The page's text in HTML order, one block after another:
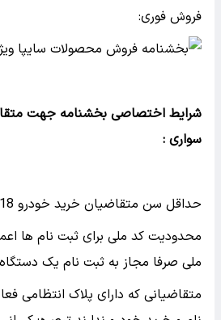
فروش فوری:
شرایط اختصاصی بخشنامه جهت
سواری :
حداقل سن متقاضیان خرید خودرو 18 سال می باشد.
محدودیت کد ملی برای ثبت نام ها
ملی صرفا مجاز به ثبت نام یک
متقاضیانی که دارای پلاک انتظامی